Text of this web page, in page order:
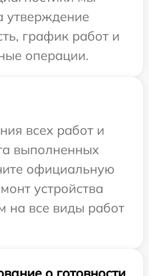
утверждение
график работ и
операции.
всех работ и
выполненных
официальную
устройства
на все виды работ